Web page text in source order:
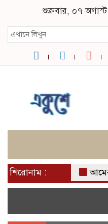
শুক্রবার, ০৭
শিরোনাম : আমের